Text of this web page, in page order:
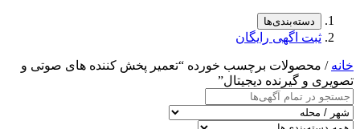
دسته‌بندی‌ها
ثبت اگهی رایگان
خانه / محصولات برچسب خورده “تعمیر پخش کننده های صوتی و
تصویری و گیرنده دیجیتال”